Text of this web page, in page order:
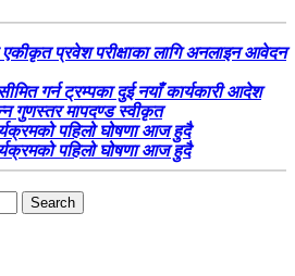
एकीकृत प्रवेश परीक्षाका लागि अनलाइन आवेदन
गर्न ट्रम्पका दुई नयाँ कार्यकारी आदेश
गुणस्तर मापदण्ड स्वीकृत
पहिलो घोषणा आज हुदै
पहिलो घोषणा आज हुदै